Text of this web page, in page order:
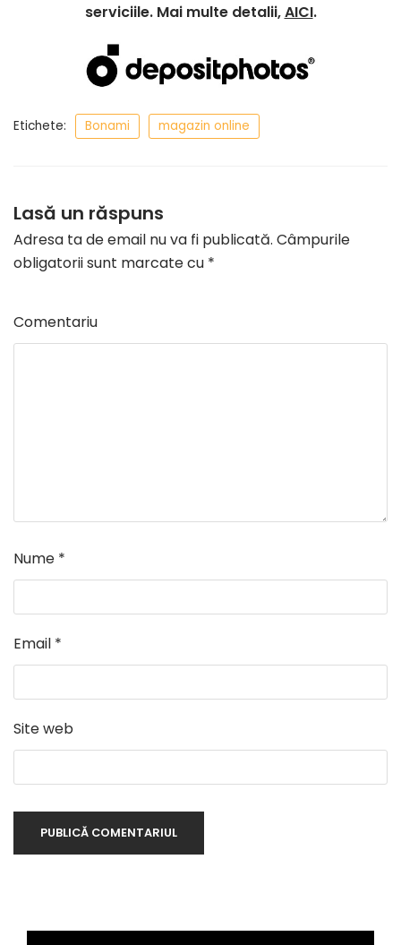
serviciile. Mai multe detalii,AICI.
Etichete: Bonami magazin online
Lasă un răspuns
Adresa ta de email nu va fi publicată. Câmpurile
obligatorii sunt marcate cu *
Comentariu
Nume *
Email *
Site web